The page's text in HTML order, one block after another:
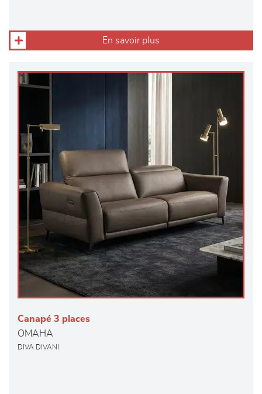
En savoir plus
Canapé 3 places
OMAHA
DIVA DIVANI